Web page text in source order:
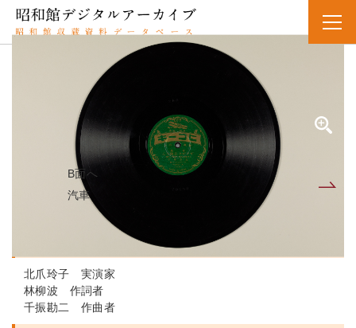
SPレコード
ザクザクヘイタイサン
資料番号：SPH11MK021010A
ザクザク兵隊さん
B面へ
汽車
北爪玲子 実演家
林柳波 作詞者
千振勘二 作曲者